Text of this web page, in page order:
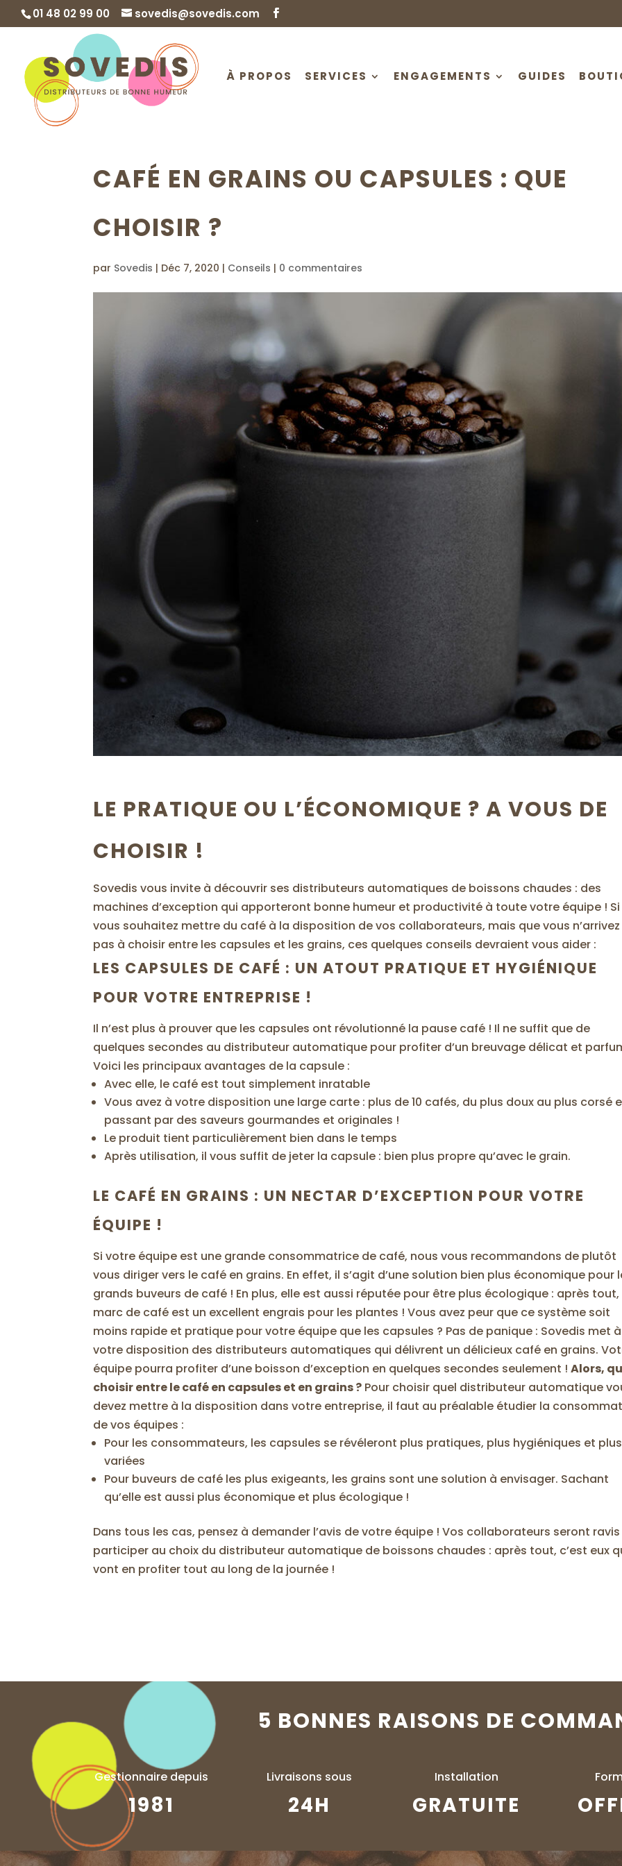
01 48 02 99 00 sovedis@sovedis.com
À PROPOS SERVICES ENGAGEMENTS GUIDES
CAFÉ EN GRAINS OU CAPSULES : QUE
CHOISIR ?
par Sovedis | Déc 7, 2020 | Conseils | 0 commentaires
LE PRATIQUE OU L’ÉCONOMIQUE ? A VOUS DE
CHOISIR !
Sovedis vous invite à découvrir ses distributeurs automatiques de boissons chaudes : des
machines d’exception qui apporteront bonne humeur et productivité à toute votre équipe ! Si
vous souhaitez mettre du café à la disposition de vos collaborateurs, mais que vous n’arrivez
pas à choisir entre les capsules et les grains, ces quelques conseils devraient vous aider :
LES CAPSULES DE CAFÉ : UN ATOUT PRATIQUE ET HYGIÉNIQUE
POUR VOTRE ENTREPRISE !
Il n’est plus à prouver que les capsules ont révolutionné la pause café ! Il ne suffit que de
quelques secondes au distributeur automatique pour profiter d’un breuvage délicat et
Voici les principaux avantages de la capsule :
Avec elle, le café est tout simplement inratable
Vous avez à votre disposition une large carte : plus de 10 cafés, du plus doux au plus corsé
passant par des saveurs gourmandes et originales !
Le produit tient particulièrement bien dans le temps
Après utilisation, il vous suffit de jeter la capsule : bien plus propre qu’avec le grain.
LE CAFÉ EN GRAINS : UN NECTAR D’EXCEPTION POUR VOTRE
ÉQUIPE !
Si votre équipe est une grande consommatrice de café, nous vous recommandons de plutôt
vous diriger vers le café en grains. En effet, il s’agit d’une solution bien plus économique pour
grands buveurs de café ! En plus, elle est aussi réputée pour être plus écologique : après tout,
marc de café est un excellent engrais pour les plantes ! Vous avez peur que ce système soit
moins rapide et pratique pour votre équipe que les capsules ? Pas de panique : Sovedis met à
votre disposition des distributeurs automatiques qui délivrent un délicieux café en grains.
équipe pourra profiter d’une boisson d’exception en quelques secondes seulement !Alors,
choisir entre le café en capsules et en grains ? Pour choisir quel distributeur automatique
devez mettre à la disposition dans votre entreprise, il faut au préalable étudier la
de vos équipes :
Pour les consommateurs, les capsules se révéleront plus pratiques, plus hygiéniques et plus
variées
Pour buveurs de café les plus exigeants, les grains sont une solution à envisager. Sachant
qu’elle est aussi plus économique et plus écologique !
Dans tous les cas, pensez à demander l’avis de votre équipe ! Vos collaborateurs seront
participer au choix du distributeur automatique de boissons chaudes : après tout, c’est eux
vont en profiter tout au long de la journée !
5 BONNES RAISONS DE
Gestionnaire depuis
1981
Livraisons sous
24H
Installation
GRATUITE